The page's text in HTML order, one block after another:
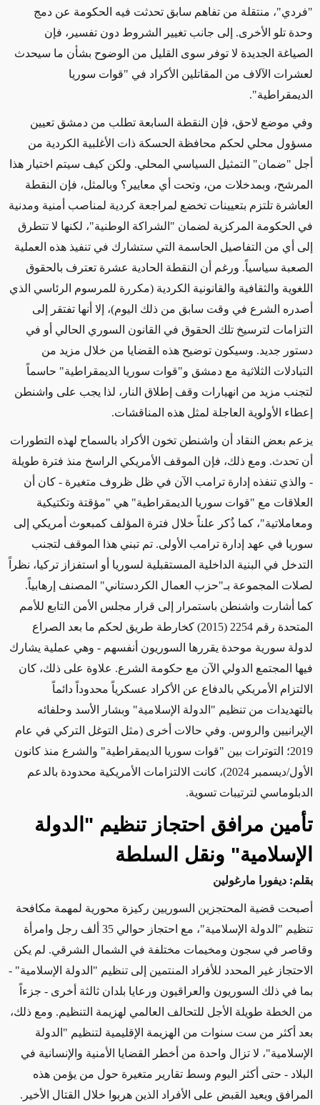
"فردي"، منتقلة من تفاهم سابق تحدثت فيه الحكومة عن دمج
وحدة تلو الأخرى. إلى جانب تغيير الشروط دون تفسير، فإن
الصياغة الجديدة لا توفر سوى القليل من الوضوح بشأن ما سيحدث
لعشرات الآلاف من المقاتلين الأكراد في "قوات سوريا
الديمقراطية".
وفي موضع لاحق، فإن النقطة السابعة تطلب من دمشق تعيين
مسؤول محلي لحكم محافظة الحسكة ذات الأغلبية الكردية من
أجل "ضمان" التمثيل السياسي المحلي. ولكن كيف سيتم اختيار هذا
المرشح، وبمدخلات من، وتحت أي معايير؟ وبالمثل، فإن النقطة
العاشرة تلتزم بتعيينات تخضع لمراجعة كردية لمناصب أمنية ومدنية
في الحكومة المركزية لضمان "الشراكة الوطنية"، لكنها لا تتطرق
إلى أي من التفاصيل الحاسمة التي ستشارك في تنفيذ هذه العملية
الصعبة سياسياً. ورغم أن النقطة الحادية عشرة تعترف بالحقوق
اللغوية والثقافية والقانونية الكردية (مكررة للمرسوم الرئاسي الذي
أصدره الشرع في وقت سابق من ذلك اليوم)، إلا أنها تفتقر إلى
التزامات لترسيخ تلك الحقوق في القانون السوري الحالي أو في
دستور جديد. وسيكون توضيح هذه القضايا من خلال مزيد من
التبادلات الثلاثية مع دمشق و"قوات سوريا الديمقراطية" حاسماً
لتجنب مزيد من انهيارات وقف إطلاق النار، لذا يجب على واشنطن
إعطاء الأولوية العاجلة لمثل هذه المناقشات.
يزعم بعض النقاد أن واشنطن تخون الأكراد بالسماح لهذه التطورات
أن تحدث. ومع ذلك، فإن الموقف الأمريكي الراسخ منذ فترة طويلة
- والذي تنفذه إدارة ترامب الآن في ظل ظروف متغيرة - كان أن
العلاقات مع "قوات سوريا الديمقراطية" هي "مؤقتة وتكتيكية
ومعاملاتية"، كما ذُكر علناً خلال فترة المؤلف كمبعوث أمريكي إلى
سوريا في عهد إدارة ترامب الأولى. تم تبني هذا الموقف لتجنب
التدخل في البنية الداخلية المستقبلية لسوريا أو استفزاز تركيا، نظراً
لصلات المجموعة بـ"حزب العمال الكردستاني" المصنف إرهابياً.
كما أشارت واشنطن باستمرار إلى قرار مجلس الأمن التابع للأمم
المتحدة رقم 2254 (2015) كخارطة طريق لحكم ما بعد الصراع
لدولة سورية موحدة يقررها السوريون أنفسهم - وهي عملية يشارك
فيها المجتمع الدولي الآن مع حكومة الشرع. علاوة على ذلك، كان
الالتزام الأمريكي بالدفاع عن الأكراد عسكرياً محدوداً دائماً
بالتهديدات من تنظيم "الدولة الإسلامية" وبشار الأسد وحلفائه
الإيرانيين والروس. وفي حالات أخرى (مثل التوغل التركي في عام
2019؛ التوترات بين "قوات سوريا الديمقراطية" والشرع منذ كانون
الأول/ديسمبر 2024)، كانت الالتزامات الأمريكية محدودة بالدعم
الدبلوماسي لترتيبات تسوية.
تأمين مرافق احتجاز تنظيم "الدولة
الإسلامية" ونقل السلطة
بقلم: ديفورا مارغولين
أصبحت قضية المحتجزين السوريين ركيزة محورية لمهمة مكافحة
تنظيم "الدولة الإسلامية"، مع احتجاز حوالي 35 ألف رجل وامرأة
وقاصر في سجون ومخيمات مختلفة في الشمال الشرقي. لم يكن
الاحتجاز غير المحدد للأفراد المنتمين إلى تنظيم "الدولة الإسلامية" -
بما في ذلك السوريون والعراقيون ورعايا بلدان ثالثة أخرى - جزءاً
من الخطة طويلة الأجل للتحالف العالمي لهزيمة التنظيم. ومع ذلك،
بعد أكثر من ست سنوات من الهزيمة الإقليمية لتنظيم "الدولة
الإسلامية"، لا تزال واحدة من أخطر القضايا الأمنية والإنسانية في
البلاد - حتى أكثر اليوم وسط تقارير متغيرة حول من يؤمن هذه
المرافق ويعيد القبض على الأفراد الذين هربوا خلال القتال الأخير .